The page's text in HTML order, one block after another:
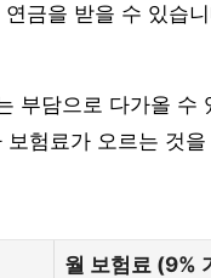
금을 받을 수 있습
부담으로 다가올 수
험료가 오르는 것
월 보험료 (9%